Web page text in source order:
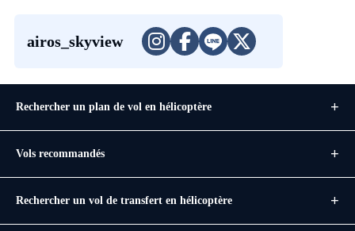
airos_skyview
Rechercher un plan de vol en hélicoptère
Vols recommandés
Rechercher un vol de transfert en hélicoptère